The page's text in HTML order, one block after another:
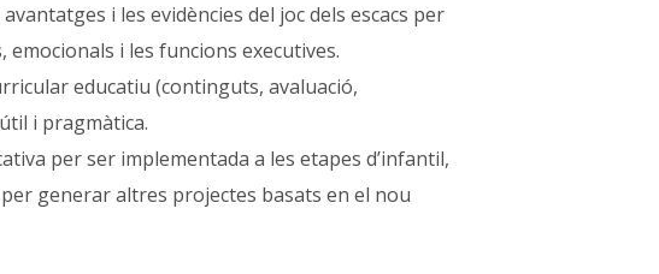
i les evidències del joc dels escacs per
i les funcions executives.
educatiu (continguts, avaluació,
i pragmàtica.
per ser implementada a les etapes d’infantil,
generar altres projectes basats en el nou